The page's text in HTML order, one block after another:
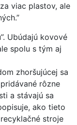
viac plastov, ale
Ubúdajú kovové
spolu s tým aj
zhoršujúcej sa
rôzne
a stávajú sa
ako tieto
stroje